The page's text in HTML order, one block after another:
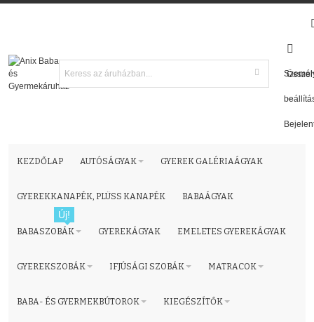
KEZDŐLAP AUTÓSÁGYAK GYEREK GALÉRIAÁGYAK
GYEREKKANAPÉK, PLÜSS KANAPÉK BABAÁGYAK
BABASZOBÁK
Új!
GYEREKÁGYAK EMELETES GYEREKÁGYAK
GYEREKSZOBÁK IFJÚSÁGI SZOBÁK MATRACOK
BABA- ÉS GYERMEKBÚTOROK KIEGÉSZÍTŐK